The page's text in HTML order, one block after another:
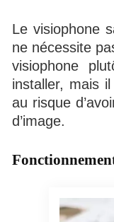
Le visiophone
ne nécessite
visiophone
installer, mais
au risque
d’image.